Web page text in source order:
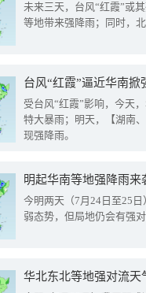
未来三天，台风“红霞”或
等地带来强降雨；同时，
台风“红霞”逼近华南
受台风“红霞”影响，今天
特大暴雨；明天，【湖南
现强降雨。
明起华南等地强降雨
今明两天（7月24日至25
弱态势，但局地仍会有强
华北东北等地强对流天